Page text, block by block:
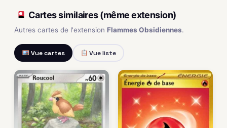
Cartes similaires (même extension)
Autres cartes de l'extension Flammes Obsidiennes.
Vue cartes Vue liste